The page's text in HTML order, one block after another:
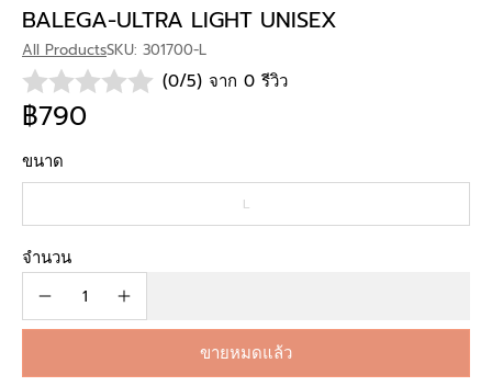
BALEGA-ULTRA LIGHT UNISEX
All ProductsSKU: 301700-L
(0/5) จาก 0 รีวิว
฿790
ขนาด
L
จำนวน
ขายหมดแล้ว